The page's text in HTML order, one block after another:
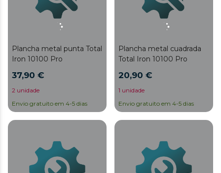
Plancha metal punta Total
Iron 10100 Pro
37,90 €
2 unidade
Envio gratuito em 4-5 dias
Plancha metal cuadrada
Total Iron 10100 Pro
20,90 €
1 unidade
Envio gratuito em 4-5 dias